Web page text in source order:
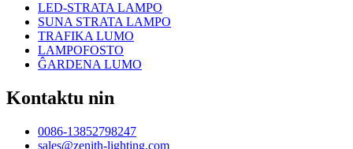
LED-STRATA LAMPO
SUNA STRATA LAMPO
TRAFIKA LUMO
LAMPOFOSTO
ĜARDENA LUMO
Kontaktu nin
0086-13852798247
sales@zenith-lighting.com